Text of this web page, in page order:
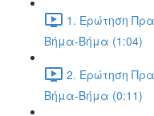
1. Ερώτηση
Βήμα-Βήμα (1:04)
2. Ερώτηση
Βήμα-Βήμα (0:11)